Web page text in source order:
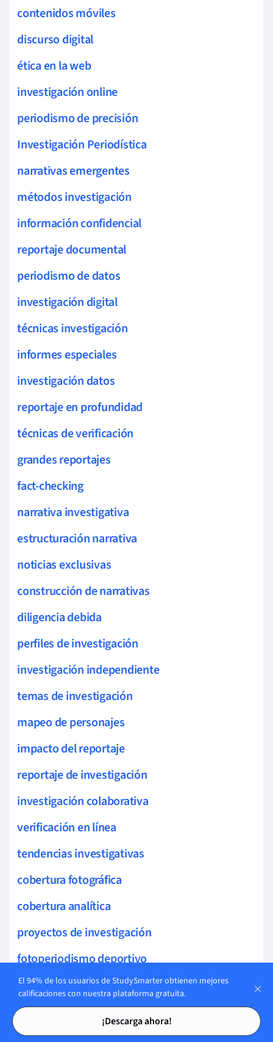
Tarjetas de estudio
Tarjetas de estudio
contenidos móviles
discurso digital
ética en la web
investigación online
periodismo de precisión
Investigación Periodística
narrativas emergentes
métodos investigación
información confidencial
reportaje documental
periodismo de datos
investigación digital
técnicas investigación
informes especiales
investigación datos
reportaje en profundidad
técnicas de verificación
grandes reportajes
fact-checking
narrativa investigativa
estructuración narrativa
noticias exclusivas
construcción de narrativas
diligencia debida
perfiles de investigación
investigación independiente
temas de investigación
mapeo de personajes
impacto del reportaje
reportaje de investigación
investigación colaborativa
verificación en línea
tendencias investigativas
cobertura fotográfica
cobertura analítica
proyectos de investigación
fotoperiodismo deportivo
ética fotoperiodística
fotoperiodismo contemporáneo
fotoperiodismo cultural
El 94% de los usuarios de StudySmarter obtienen mejores
calificaciones con nuestra plataforma gratuita.
¡Descarga ahora!